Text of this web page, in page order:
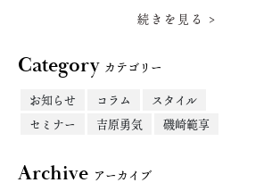
続きを見る >
Categoryカテゴリー
お知らせ
コラム
スタイル
セミナー
吉原勇気 磯崎範享
Archive アーカイブ